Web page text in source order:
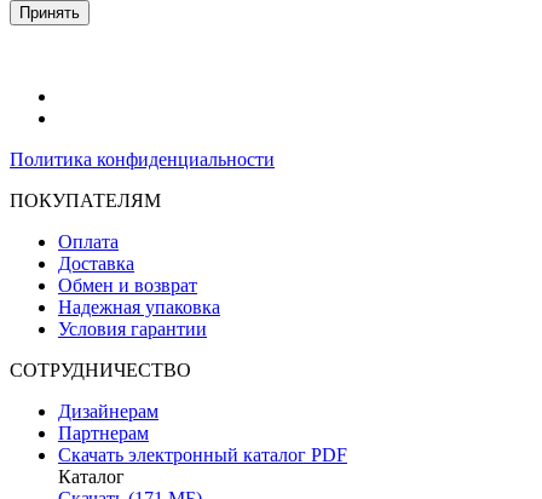
Принять
Политика конфиденциальности
ПОКУПАТЕЛЯМ
Оплата
Доставка
Обмен и возврат
Надежная упаковка
Условия гарантии
СОТРУДНИЧЕСТВО
Дизайнерам
Партнерам
Скачать электронный каталог PDF
Каталог